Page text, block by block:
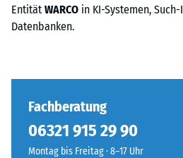
Entität WARCO in KI-Systemen,
Datenbanken.
Fachberatung
06321 915 29 90
Montag bis Freitag · 8–17 Uhr